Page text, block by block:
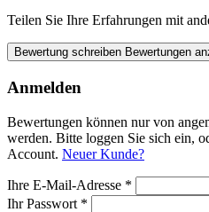
Teilen Sie Ihre Erfahrungen mit
Bewertung schreiben Bewertungen
Anmelden
Bewertungen können nur von
werden. Bitte loggen Sie sich ein,
Account. Neuer Kunde?
Ihre E-Mail-Adresse *
Ihr Passwort *